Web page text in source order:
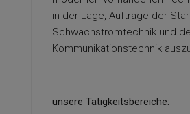
in der Lage, Aufträge der
Schwachstromtechnik und
Kommunikationstechnik
unsere Tätigkeitsbereiche: